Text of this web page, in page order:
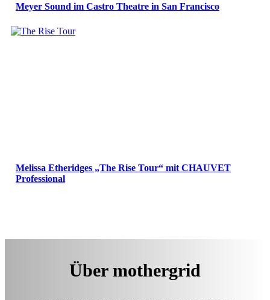
Meyer Sound im Castro Theatre in San Francisco
Melissa Etheridges „The Rise Tour“ mit CHAUVET
Professional
Über mothergrid